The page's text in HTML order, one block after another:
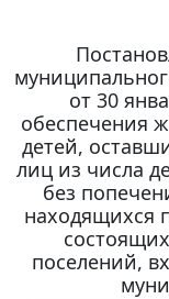
от 30
обеспечения
детей,
лиц из числа
без
находящихся
поселений,